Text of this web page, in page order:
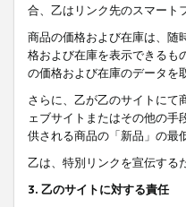
合、乙はリンク先のスマート
商品の価格および在庫は、随
格および在庫を表示できるも
の価格および在庫のデータを
さらに、乙が乙のサイトにて
ェブサイトまたはその他の
供される商品の「新品」の最
乙は、特別リンクを宣伝する
3. 乙のサイトに対する責任